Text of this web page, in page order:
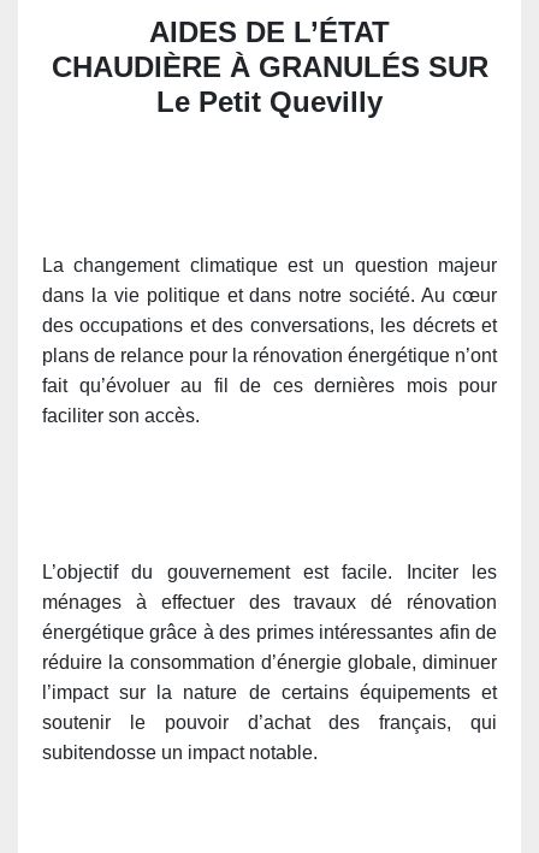
AIDES DE L’ÉTAT
CHAUDIÈRE À GRANULÉS SUR
Le Petit Quevilly
La changement climatique est un question majeur
dans la vie politique et dans notre société. Au cœur
des occupations et des conversations, les décrets et
plans de relance pour la rénovation énergétique n’ont
fait qu’évoluer au fil de ces dernières mois pour
faciliter son accès.
L’objectif du gouvernement est facile. Inciter les
ménages à effectuer des travaux dé rénovation
énergétique grâce à des primes intéressantes afin de
réduire la consommation d’énergie globale, diminuer
l’impact sur la nature de certains équipements et
soutenir le pouvoir d’achat des français, qui
subitendosse un impact notable.